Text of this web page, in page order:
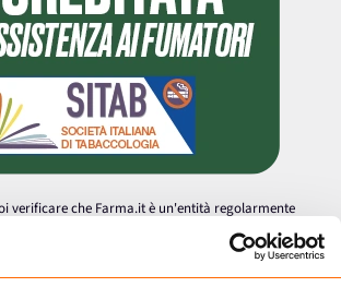
verificare che Farma.it è un'entità regolarmente
della Salute a effettuare la vendita online di